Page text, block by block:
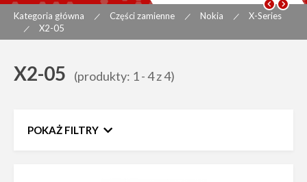
 
Kategoria główna | Części zamienne | Nokia | X-Series
| X2-05
X2-05 (produkty: 1 - 4 z 4)
POKAŻ FILTRY